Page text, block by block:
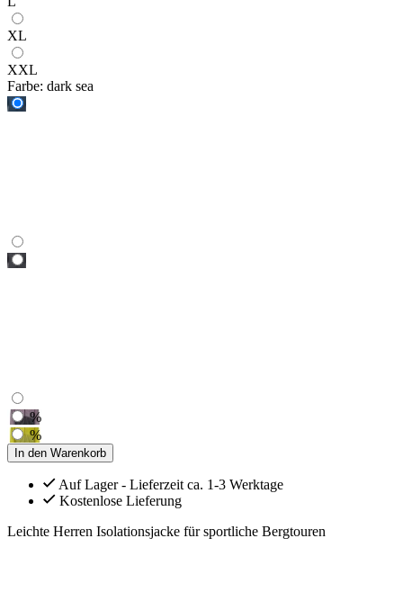
XL
XXL
Farbe: dark sea
%
%
In den Warenkorb
Auf Lager - Lieferzeit ca. 1-3 Werktage
Kostenlose Lieferung
Leichte Herren Isolationsjacke für sportliche Bergtouren